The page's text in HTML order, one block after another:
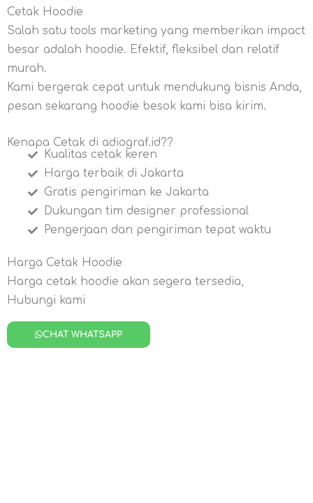
Cetak Hoodie
Salah satu tools marketing yang memberikan impact
besar adalah hoodie. Efektif, fleksibel dan relatif
murah.
Kami bergerak cepat untuk mendukung bisnis Anda,
pesan sekarang hoodie besok kami bisa kirim.
Kenapa Cetak di adiograf.id??
Kualitas cetak keren
Harga terbaik di Jakarta
Gratis pengiriman ke Jakarta
Dukungan tim designer professional
Pengerjaan dan pengiriman tepat waktu
Harga Cetak Hoodie
Harga cetak hoodie akan segera tersedia,
Hubungi kami
CHAT WHATSAPP